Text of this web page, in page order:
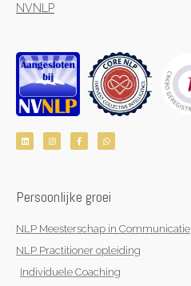
NVNLP
L
i
n
I
n
s
m
F
a
c
-
W
h
a
p
Persoonlijke groei
NLP Meesterschap in Communicatie
NLP Practitioner opleiding
Individuele Coaching